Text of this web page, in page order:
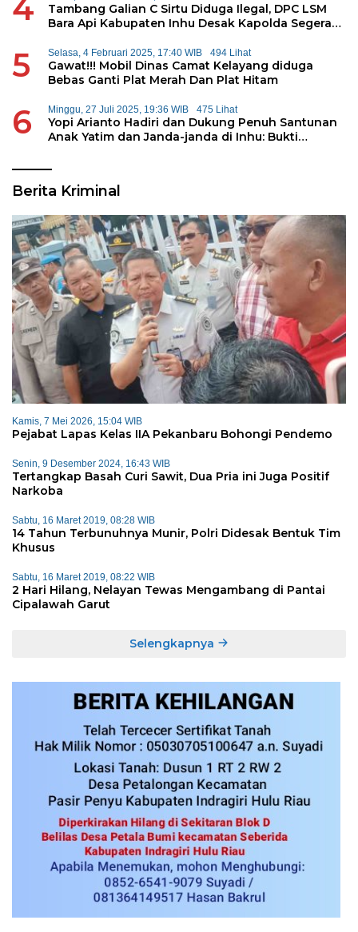
4
Tambang Galian C Sirtu Diduga Ilegal, DPC LSM
Bara Api Kabupaten Inhu Desak Kapolda Segera
5 Selasa, 4 Februari 2025, 17:40 WIB 494 Lihat
Gawat!!! Mobil Dinas Camat Kelayang diduga
Bebas Ganti Plat Merah Dan Plat Hitam
6 Minggu, 27 Juli 2025, 19:36 WIB 475 Lihat
Yopi Arianto Hadiri dan Dukung Penuh Santunan
Anak Yatim dan Janda-janda di Inhu: Bukti
Berita Kriminal
Kamis, 7 Mei 2026, 15:04 WIB
Pejabat Lapas Kelas IIA Pekanbaru Bohongi Pendemo
Senin, 9 Desember 2024, 16:43 WIB
Tertangkap Basah Curi Sawit, Dua Pria ini Juga Positif
Narkoba
Sabtu, 16 Maret 2019, 08:28 WIB
14 Tahun Terbunuhnya Munir, Polri Didesak Bentuk Tim
Khusus
Sabtu, 16 Maret 2019, 08:22 WIB
2 Hari Hilang, Nelayan Tewas Mengambang di Pantai
Cipalawah Garut
Selengkapnya